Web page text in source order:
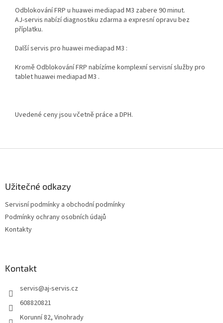
Odblokování FRP u huawei mediapad M3 zabere 90 minut.
AJ-servis nabízí diagnostiku zdarma a expresní opravu bez
příplatku.
Další servis pro huawei mediapad M3 :
Kromě Odblokování FRP nabízíme komplexní servisní služby pro
tablet huawei mediapad M3 .
Uvedené ceny jsou včetně práce a DPH.
Užitečné odkazy
Servisní podmínky a obchodní podmínky
Podmínky ochrany osobních údajů
Kontakty
Kontakt
servis@aj-servis.cz
608820821
Korunní 82, Vinohrady